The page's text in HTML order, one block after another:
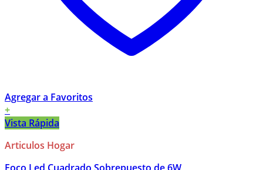
Agregar a Favoritos
+
Vista Rápida
Articulos Hogar